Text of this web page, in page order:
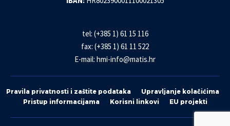
tel: (+385 1) 61 15 116
fax: (+385 1) 61 11 522
E-mail: hmi-info@matis.hr
Pravila privatnosti i zaštite podataka
Upravljanje kolačićima
Pristup informacijama
Korisni linkovi EU projekti